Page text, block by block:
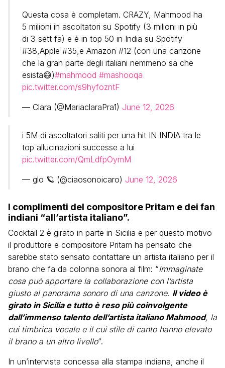
Questa cosa è completam. CRAZY, Mahmood ha
5 milioni in ascoltatori su Spotify (3 milioni in più
di 3 sett fa) e è in top 50 in India su Spotify
#38,Apple #35,e Amazon #12 (con una canzone
che la gran parte degli italiani nemmeno sa che
esista😅)#mahmood #mashooqa
pic.twitter.com/s9hyfozntF
— Clara (@MariaclaraPra1) June 12, 2026
i 5M di ascoltatori saliti per una hit IN INDIA tra le
top allucinazioni successe a lui
pic.twitter.com/QmLdfpOymM
— glo 🪐 (@ciaosonoicaro) June 12, 2026
I complimenti del compositore Pritam e dei fan
indiani “all’artista italiano”.
Cocktail 2 è girato in parte in Sicilia e per questo motivo
il produttore e compositore Pritam ha pensato che
sarebbe stato sensato contattare un artista italiano per il
brano che fa da colonna sonora al film: “Immaginate
cosa può apportare la collaborazione con l’artista
giusto al panorama sonoro di una canzone. Il video è
girato in Sicilia e tutto è reso più coinvolgente
dall’immenso talento dell’artista italiano Mahmood, la
cui timbrica vocale e il cui stile di canto hanno elevato
il brano a un altro livello“.
In un’intervista concessa alla stampa indiana, anche il